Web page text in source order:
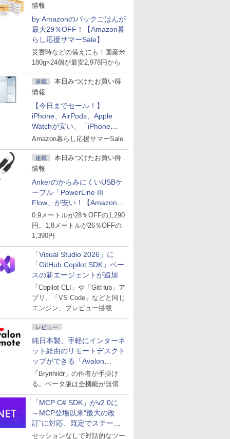
情報
by Amazonのパックごはんが
最大29％OFF！【Amazon暮
らし応援サマーSale】
災害時などの備えにも！国産米
180g×24個が最安2,978円から
連載
本日みつけたお買い得
情報
【今日までセール！】
iPhone、AirPods、Apple
Watchが安い、「iPhone
Air」256GB版が139,800円な
Amazon暮らし応援サマーSale
連載
本日みつけたお買い得
情報
AnkerのからみにくいUSBケ
ーブル「PowerLine III
Flow」が安い！【Amazon暮
らし応援サマーSale】
0.9メートルが28％OFFの1,290
円。1,8メートルが26％OFFの
1,390円
「Visual Studio 2026」に
「GitHub Copilot SDK」ベー
スの新エージェントが追加
「Copilot CLI」や「GitHub」ア
プリ、「VS Code」などと同じ
エンジン、プレビュー搭載
レビュー
純日本製、手軽にインターネ
ット経由のリモートデスクト
ップができる「Avalon
remote」
「Brynhildr」の作者が手掛け
る。ベータ版は全機能が無償
「MCP C# SDK」がv2.0に
～MCP登場以来“最大の改
訂”に対応、既定でステート
レスへ
セッションなしで対話的なツー